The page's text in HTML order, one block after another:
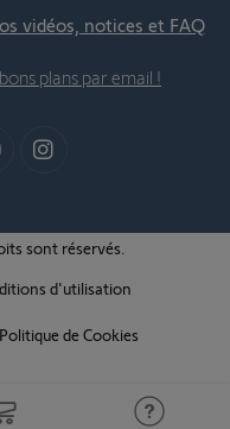
vidéos, notices et FAQ
plans par email !
sont réservés.
d'utilisation
Politique de Cookies